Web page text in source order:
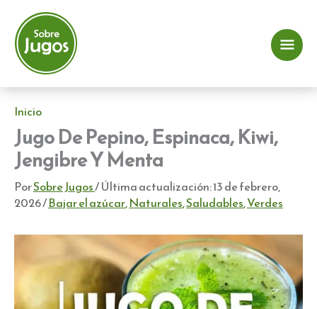
contenido
Inicio
Jugo De Pepino, Espinaca, Kiwi,
Jengibre Y Menta
PorSobre Jugos/ Última actualización:13 de febrero,
2026/Bajar el azúcar,Naturales,Saludables,Verdes